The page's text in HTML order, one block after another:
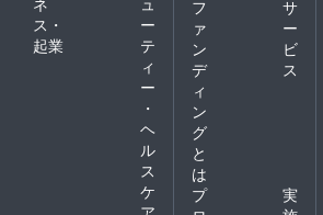
ス・
起業
ー
テ
ィ
ー
・
ヘ
ル
ス
ケ
フ
ァ
ン
デ
ィ
ン
グ
と
は
サ
ー
ビ
ス
プ
実